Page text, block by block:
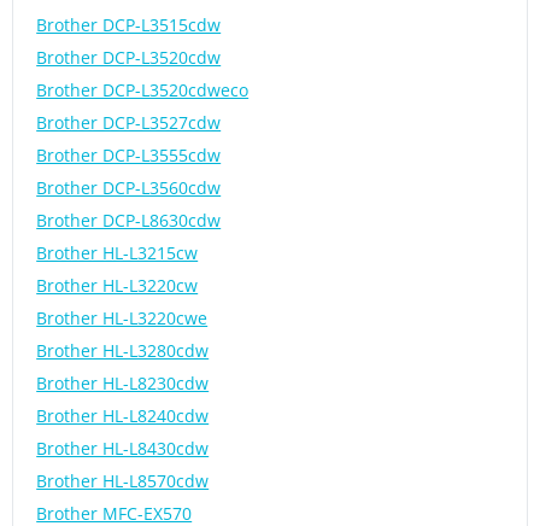
Brother DCP-L3515cdw
Brother DCP-L3520cdw
Brother DCP-L3520cdweco
Brother DCP-L3527cdw
Brother DCP-L3555cdw
Brother DCP-L3560cdw
Brother DCP-L8630cdw
Brother HL-L3215cw
Brother HL-L3220cw
Brother HL-L3220cwe
Brother HL-L3280cdw
Brother HL-L8230cdw
Brother HL-L8240cdw
Brother HL-L8430cdw
Brother HL-L8570cdw
Brother MFC-EX570